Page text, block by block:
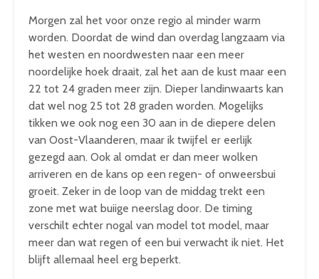
Morgen zal het voor onze regio al minder warm
worden. Doordat de wind dan overdag langzaam via
het westen en noordwesten naar een meer
noordelijke hoek draait, zal het aan de kust maar een
22 tot 24 graden meer zijn. Dieper landinwaarts kan
dat wel nog 25 tot 28 graden worden. Mogelijks
tikken we ook nog een 30 aan in de diepere delen
van Oost-Vlaanderen, maar ik twijfel er eerlijk
gezegd aan. Ook al omdat er dan meer wolken
arriveren en de kans op een regen- of onweersbui
groeit. Zeker in de loop van de middag trekt een
zone met wat buiige neerslag door. De timing
verschilt echter nogal van model tot model, maar
meer dan wat regen of een bui verwacht ik niet. Het
blijft allemaal heel erg beperkt.